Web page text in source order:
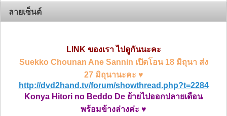
ลายเซ็นต์
LINK ของเรา ไปดูกันนะคะ
Suekko Chounan Ane Sannin เปิดโอน 18 มิถุนา ส่ง
27 มิถุนานะคะ ♥
http://dvd2hand.tv/forum/showthread.php?t=2284
Konya Hitori no Beddo De ย้ายไปออกปลายเดือน
พร้อมข้างล่างค่ะ ♥